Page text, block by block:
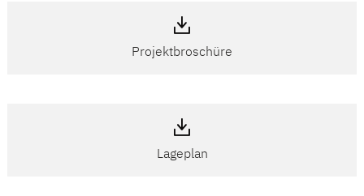
Projektbroschüre
Lageplan